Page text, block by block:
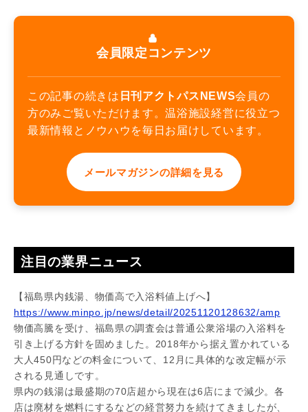
会員限定コンテンツ
この記事の続きは 日刊アクトパスNEWS会員の
方のみご覧いただけます。温浴施設経営に役立つ
最新情報とノウハウを毎日お届けしています。
メールマガジンの詳細を見る
注目の業界ニュース
【福島県内銭湯、物価高で入浴料値上げへ】
https://www.minpo.jp/news/detail/20251120128632/amp
物価高騰を受け、福島県の調査会は普通公衆浴場の入浴料を
引き上げる方針を固めました。2018年から据え置かれている
大人450円などの料金について、12月に具体的な改定幅が示
される見通しです。
県内の銭湯は最盛期の70店超から現在は6店にまで減少。各
店は廃材を燃料にするなどの経営努力を続けてきましたが、